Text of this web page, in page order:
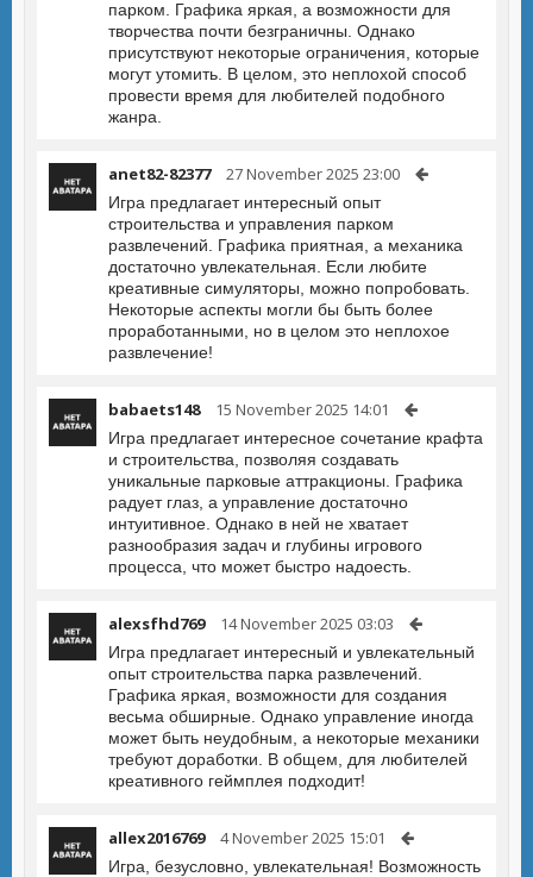
парком. Графика яркая, а возможности для
творчества почти безграничны. Однако
присутствуют некоторые ограничения, которые
могут утомить. В целом, это неплохой способ
провести время для любителей подобного
жанра.
anet82-82377 27 November 2025 23:00
Игра предлагает интересный опыт
строительства и управления парком
развлечений. Графика приятная, а механика
достаточно увлекательная. Если любите
креативные симуляторы, можно попробовать.
Некоторые аспекты могли бы быть более
проработанными, но в целом это неплохое
развлечение!
babaets148 15 November 2025 14:01
Игра предлагает интересное сочетание крафта
и строительства, позволяя создавать
уникальные парковые аттракционы. Графика
радует глаз, а управление достаточно
интуитивное. Однако в ней не хватает
разнообразия задач и глубины игрового
процесса, что может быстро надоесть.
alexsfhd769 14 November 2025 03:03
Игра предлагает интересный и увлекательный
опыт строительства парка развлечений.
Графика яркая, возможности для создания
весьма обширные. Однако управление иногда
может быть неудобным, а некоторые механики
требуют доработки. В общем, для любителей
креативного геймплея подходит!
allex2016769 4 November 2025 15:01
Игра, безусловно, увлекательная! Возможность